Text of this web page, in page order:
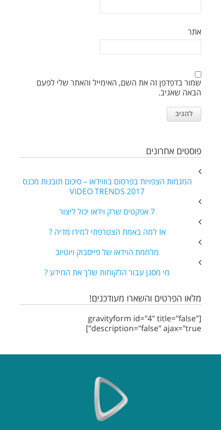
אתר
שמור בדפדפן זה את השם, האימייל והאתר שלי לפעם
הבאה שאגיב.
פוסטים אחרונים
המגמות הצפויות בפרסום בוווידאו – סיכום תובנות מכנס
VIDEO TRENDS 2017
7 אפקטים שרק וידאו יכול ליצור
אז למה באמת הצטרפתי למירו מדיה ?
מלחמת הוידאו של פייסבוק ויוטיוב
מי מסנן עבור הלקוחות שלך את המידע ?
מלאו הפרטים והשארו מעודכנים!
[gravityform id="4" title="false"
description="false" ajax="true"]